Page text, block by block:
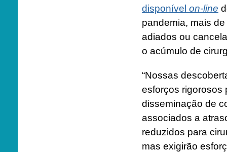
disponível on-line
pandemia, mais
adiados ou
o acúmulo de
“Nossas
esforços rigorosos
disseminação de
associados a
reduzidos para
mas exigirão